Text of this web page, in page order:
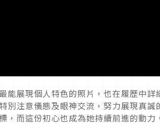
能展現個人特色的照片，也在履歷中詳
別注意儀態及眼神交流，努力展現真誠
，而這份初心也成為她持續前進的動力